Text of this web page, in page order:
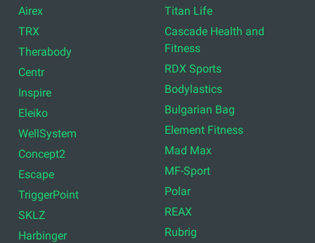
Airex
TRX
Therabody
Centr
Inspire
Eleiko
WellSystem
Concept2
Escape
TriggerPoint
SKLZ
Harbinger
Titan Life
Cascade Health and
Fitness
RDX Sports
Bodylastics
Bulgarian Bag
Element Fitness
Mad Max
MF-Sport
Polar
REAX
Rubrig